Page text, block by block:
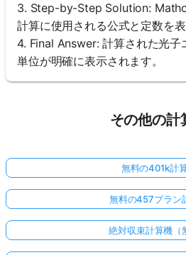
3. Step-by-Step Solution:
計算に使用される公式と定数を表
4. Final Answer: 計算された光子
単位が明確に表示されます。
その他の計
無料の401k計
無料の457プラン
絶対収束計算機（